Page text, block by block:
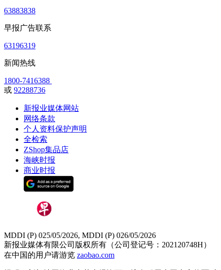
63883838
早报广告联系
63196319
新闻热线
1800-7416388
或 92288736
新报业媒体网站
网络条款
个人资料保护声明
全检索
ZShop集品店
海峡时报
商业时报
MDDI (P) 025/05/2026, MDDI (P) 026/05/2026
新报业媒体有限公司版权所有（公司登记号：202120748H）
在中国的用户请游览 zaobao.com